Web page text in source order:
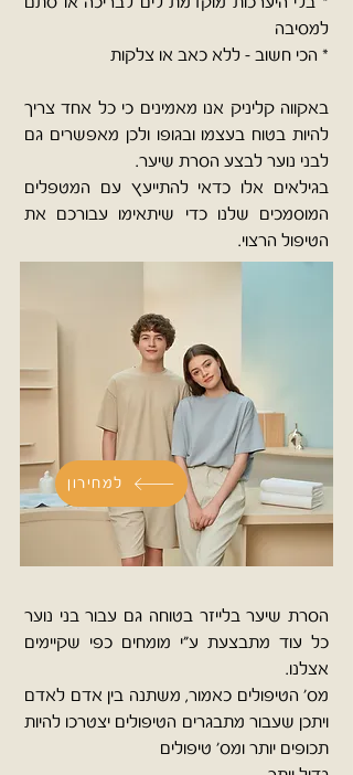
למסיבה
* הכי חשוב - ללא כאב או צלקות
באקווה קליניק אנו מאמינים כי כל אחד צריך
להיות בטוח בעצמו ובגופו ולכן מאפשרים גם
לבני נוער לבצע הסרת שיער.
בגילאים אלו כדאי להתייעץ עם המטפלים
המוסמכים שלנו כדי שיתאימו עבורכם את
הטיפול הרצוי.
הסרת שיער בלייזר בטוחה גם עבור בני נוער
כל עוד מתבצעת ע"י מומחים כפי שקיימים
אצלנו.
מס' הטיפולים כאמור, משתנה בין אדם לאדם
ויתכן שעבור מתבגרים הטיפולים יצטרכו להיות
תכופים יותר ומס' טיפולים
למחירון